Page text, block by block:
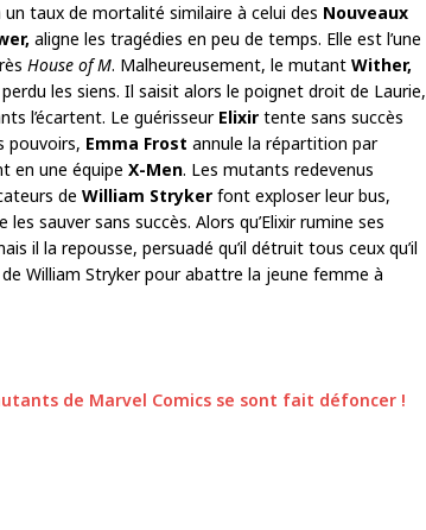
un taux de mortalité similaire à celui des Nouveaux
aligne les tragédies en peu de temps. Elle est l’une
House of M. Malheureusement, le mutant Wither,
les siens. Il saisit alors le poignet droit de Laurie,
l’écartent. Le guérisseur Elixir tente sans succès
pouvoirs, Emma Frost annule la répartition par
en une équipe X-Men. Les mutants redevenus
de William Stryker font exploser leur bus,
les sauver sans succès. Alors qu’Elixir rumine ses
il la repousse, persuadé qu’il détruit tous ceux qu’il
William Stryker pour abattre la jeune femme à
de Marvel Comics se sont fait défoncer !